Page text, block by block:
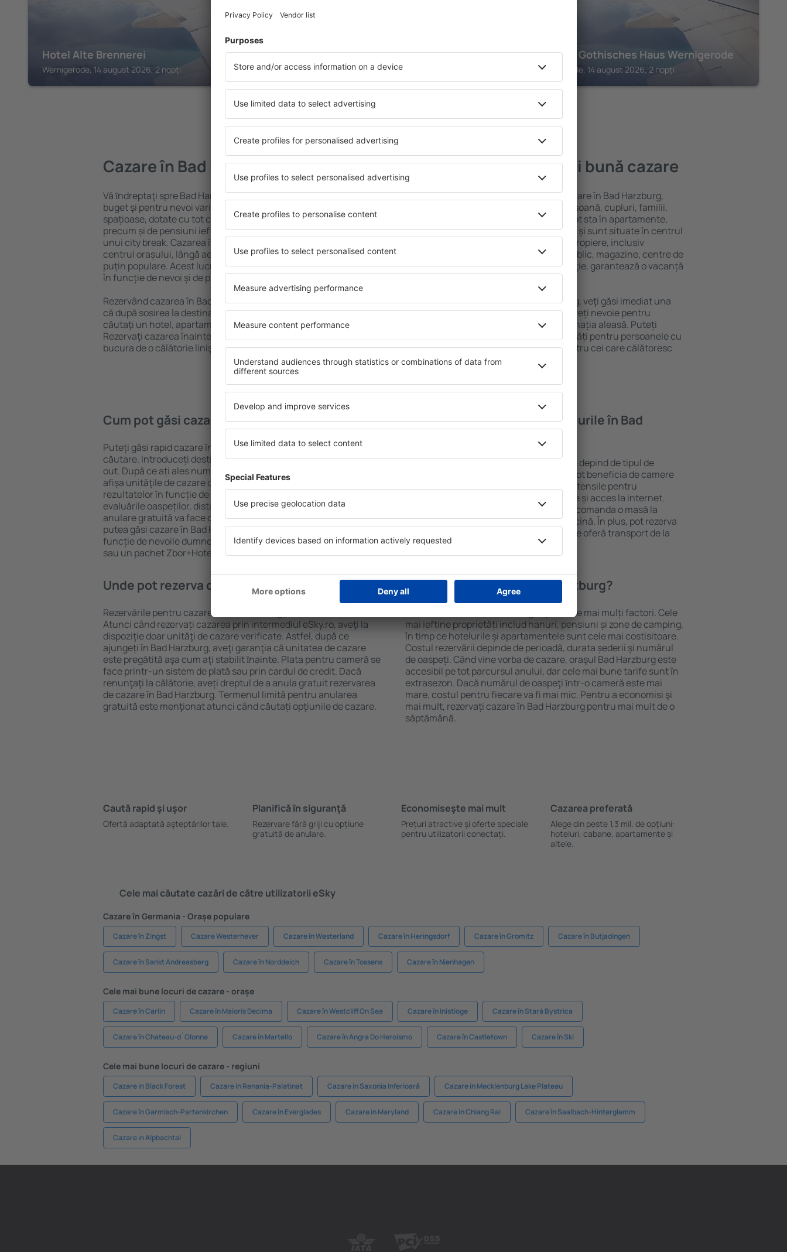
Hotel Alte Brennerei
Wernigerode, 14 august 2026, 2 nopți
AHORN Harz Hotel Braunlage
Braunlage, 14 august 2026, 2 nopți
A-ROSA Gothisches Haus Wernigerode
Wernigerode, 14 august 2026, 2 nopți
Vedeţi mai multe oferte în Bad Harzburg
Cazare în Bad Harzburg
Vă ȋndreptaţi spre Bad Harzburg? Găsiți cazare pentru fiecare
buget şi pentru nevoi variate. Puteți beneficia de proprietăți
spațioase, dotate cu tot confortul, cu numeroase facilități,
precum și de pensiuni ieftine pentru a sta câteva zile în timpul
unui city break. Cazarea în Bad Harzburg este disponibilă în
centrul orașului, lângă aeroport și în cartiere sau regiuni mai
puțin populare. Acest lucru vă va ajuta să găsiţi unităţi de cazare
în funcție de nevoi și de planurile ulterioare.
Rezervând cazarea în Bad Harzburg mai devreme, aveți garanţia
că după sosirea la destinație vă puteţi relaxa, fără a fi nevoie să
căutaţi un hotel, apartament sau altă unitate de cazare.
Rezervaţi cazarea înainte de călătoria spre Bad Harzburg și vă veţi
bucura de o călătorie liniştită.
Bad Harzburg – cea mai bună cazare
Puteți alege dintr-o ofertă variată de cazare în Bad Harzburg,
inclusiv proprietăți pentru o singură persoană, cupluri, familii,
persoane ȋn vârstă și grupuri. Oaspeţii pot sta în apartamente,
hoteluri și pensiuni care oferă intimitate și sunt situate în centrul
orașului Bad Harzburg. Facilitățile din apropiere, inclusiv
companii de închirieri auto, transport public, magazine, centre de
reparaţii și locuri de relaxare sau distracţie, garantează o vacanță
extraordinară.
Dacă doriţi cazare de lux în Bad Harzburg, veţi găsi imediat una
care să se potrivească. Veți găsi tot ce aveți nevoie pentru
vacanță sau călătoria de afaceri la destinația aleasă. Puteți
rezerva cazare în Bad Harzburg cu facilități pentru persoanele cu
dizabilități, sugari și copii, precum și pentru cei care călătoresc
cu animale de companie.
Cum pot găsi cazare în Bad Harzburg?
Puteți găsi rapid cazare în Bad Harzburg folosind un motor de
căutare. Introduceți destinația și datele de check-in și check-
out. După ce ați ales numărul de persoane, motorul de căutare va
afișa unităţile de cazare disponibile în Bad Harzburg. Filtrarea
rezultatelor în funcție de tipul proprietăţii, numărul de stele,
evaluările oaspeților, distanța față de centru și opțiunea de
anulare gratuită va face căutarea mult mai ușoară. Astfel veți
putea găsi cazare în Bad Harzburg în doar câteva minute. În
funcție de nevoile dumneavoastră, puteți rezerva doar cazare
sau un pachet Zbor+Hotel.
Ce fel de facilităţi oferă hotelurile în Bad
Facilitățile proprietăţilor în Bad Harzburg depind de tipul de
cazare și de numărul de stele. Oaspeții pot beneficia de camere
cu chicinetă, balcon, aer condiționat, ustensile pentru
prepararea ceaiului şi a cafelei, prosoape și acces la internet.
Vizitatorii pot avea parcare gratuită, pot comanda o masă la
restaurant sau pot alege un hotel cu piscină. În plus, pot rezerva
cazare în Bad Harzburg la proprietăți care oferă transport de la
aeroport.
Unde pot rezerva cazare în Bad Harzburg?
Rezervările pentru cazare în Bad Harzburg pot fi făcute online.
Atunci când rezervați cazarea prin intermediul eSky.ro, aveţi la
dispoziţie doar unităţi de cazare verificate. Astfel, după ce
ajungeți în Bad Harzburg, aveţi garanţia că unitatea de cazare
este pregătită aşa cum aţi stabilit ȋnainte. Plata pentru cameră se
face printr-un sistem de plată sau prin cardul de credit. Dacă
renunţaţi la călătorie, aveți dreptul de a anula gratuit rezervarea
de cazare în Bad Harzburg. Termenul limită pentru anularea
gratuită este menţionat atunci când căutați opţiunile de cazare.
Cât costă cazarea în Bad Harzburg?
Costul cazării în Bad Harzburg depinde de mai mulți factori. Cele
mai ieftine proprietăți includ hanuri, pensiuni și zone de camping,
în timp ce hotelurile și apartamentele sunt cele mai costisitoare.
Costul rezervării depinde de perioadă, durata șederii și numărul
de oaspeți. Când vine vorba de cazare, oraşul Bad Harzburg este
accesibil pe tot parcursul anului, dar cele mai bune tarife sunt în
extrasezon. Dacă numărul de oaspeţi ȋntr-o cameră este mai
mare, costul pentru fiecare va fi mai mic. Pentru a economisi şi
mai mult, rezervați cazare în Bad Harzburg pentru mai mult de o
săptămână.
Caută rapid şi uşor
Ofertă adaptată aşteptărilor tale.
Planifică ȋn siguranţă
Rezervare fără griji cu opțiune
gratuită de anulare.
Economiseşte mai mult
Prețuri atractive și oferte speciale
pentru utilizatorii conectați.
Cazarea preferată
Alege din peste 1,3 mil. de opţiuni:
hoteluri, cabane, apartamente și
altele.
Cele mai căutate cazări de către utilizatorii eSky
Cazare în Germania - Orașe populare
Cazare în Zingst Cazare Westerhever Cazare în Westerland Cazare în Heringsdorf Cazare în Gromitz Cazare în Butjadingen
Cazare în Sankt Andreasberg Cazare în Norddeich Cazare în Tossens Cazare în Nienhagen
Cele mai bune locuri de cazare - orașe
Cazare în Carlin Cazare în Maioris Decima Cazare în Westcliff On Sea Cazare în Inistioge Cazare în Stará Bystrica
Cazare în Chateau-d`Olonne Cazare în Martello Cazare în Angra Do Heroismo Cazare în Castletown Cazare în Ski
Cele mai bune locuri de cazare - regiuni
Cazare in Black Forest Cazare in Renania-Palatinat Cazare in Saxonia Inferioară Cazare in Mecklenburg Lake Plateau
Cazare în Garmisch-Partenkirchen Cazare în Everglades Cazare in Maryland Cazare in Chiang Rai Cazare în Saalbach-Hinterglemm
Cazare in Alpbachtal